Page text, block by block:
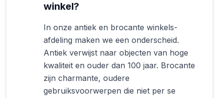
winkel?
In onze antiek en brocante winkels-
afdeling maken we een onderscheid.
Antiek verwijst naar objecten van hoge
kwaliteit en ouder dan 100 jaar. Brocante
zijn charmante, oudere
gebruiksvoorwerpen die niet per se